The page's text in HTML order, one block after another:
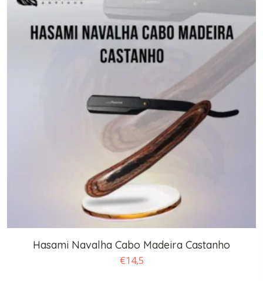
Hasami Navalha Cabo Madeira Castanho
€14,5